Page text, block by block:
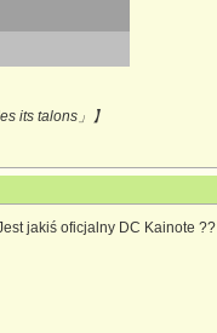
its talons」】
jakiś oficjalny DC Kainote ??